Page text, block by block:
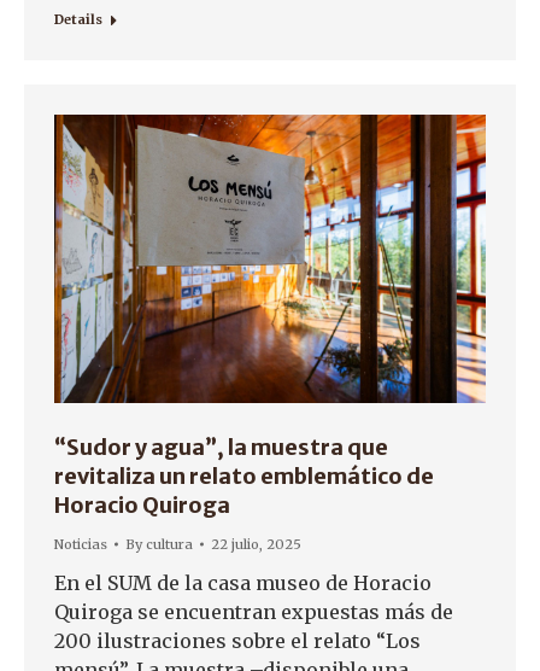
Details
“Sudor y agua”, la muestra que
revitaliza un relato emblemático de
Horacio Quiroga
Noticias Bycultura 22 julio, 2025
En el SUM de la casa museo de Horacio
Quiroga se encuentran expuestas más de
200 ilustraciones sobre el relato “Los